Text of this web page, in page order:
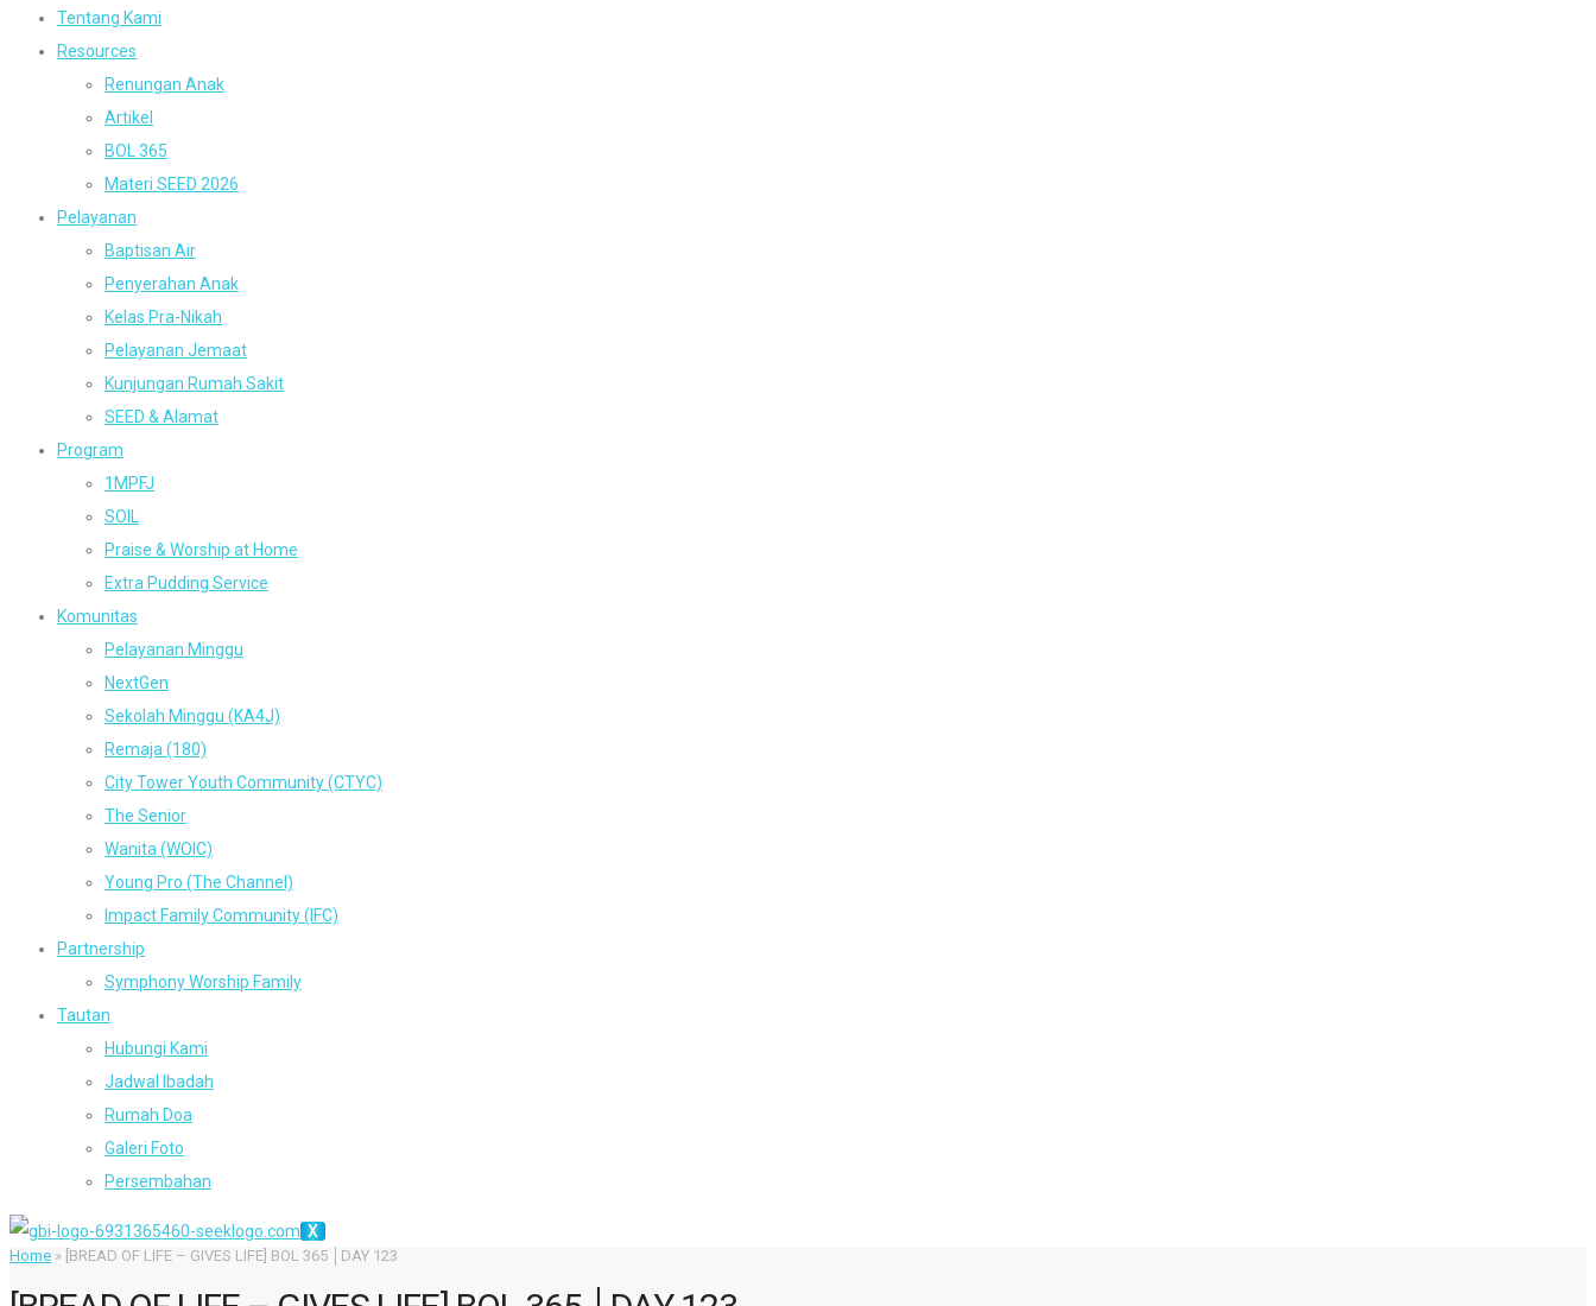
Tentang Kami
Resources
Renungan Anak
Artikel
BOL 365
Materi SEED 2026
Pelayanan
Baptisan Air
Penyerahan Anak
Kelas Pra-Nikah
Pelayanan Jemaat
Kunjungan Rumah Sakit
SEED & Alamat
Program
1MPFJ
SOIL
Praise & Worship at Home
Extra Pudding Service
Komunitas
Pelayanan Minggu
NextGen
Sekolah Minggu (KA4J)
Remaja (180)
City Tower Youth Community (CTYC)
The Senior
Wanita (WOIC)
Young Pro (The Channel)
Impact Family Community (IFC)
Partnership
Symphony Worship Family
Tautan
Hubungi Kami
Jadwal Ibadah
Rumah Doa
Galeri Foto
Persembahan
X
Home » [BREAD OF LIFE – GIVES LIFE] BOL 365 │DAY 123